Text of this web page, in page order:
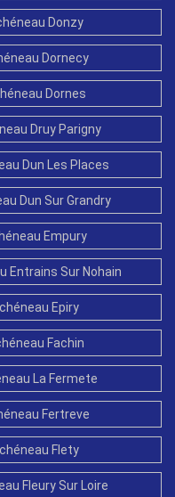
Donzy
Dornecy
Dornes
Druy Parigny
Dun Les Places
Dun Sur Grandry
Empury
Entrains Sur Nohain
Epiry
Fachin
La Fermete
Fertreve
Flety
Fleury Sur Loire